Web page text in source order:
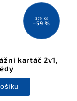
379 Kč
–59 %
kartáč 2v1,